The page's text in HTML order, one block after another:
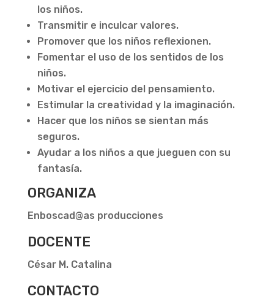
los niños.
Transmitir e inculcar valores.
Promover que los niños reflexionen.
Fomentar el uso de los sentidos de los
niños.
Motivar el ejercicio del pensamiento.
Estimular la creatividad y la imaginación.
Hacer que los niños se sientan más
seguros.
Ayudar a los niños a que jueguen con su
fantasía.
ORGANIZA
Enboscad@as producciones
DOCENTE
César M. Catalina
CONTACTO